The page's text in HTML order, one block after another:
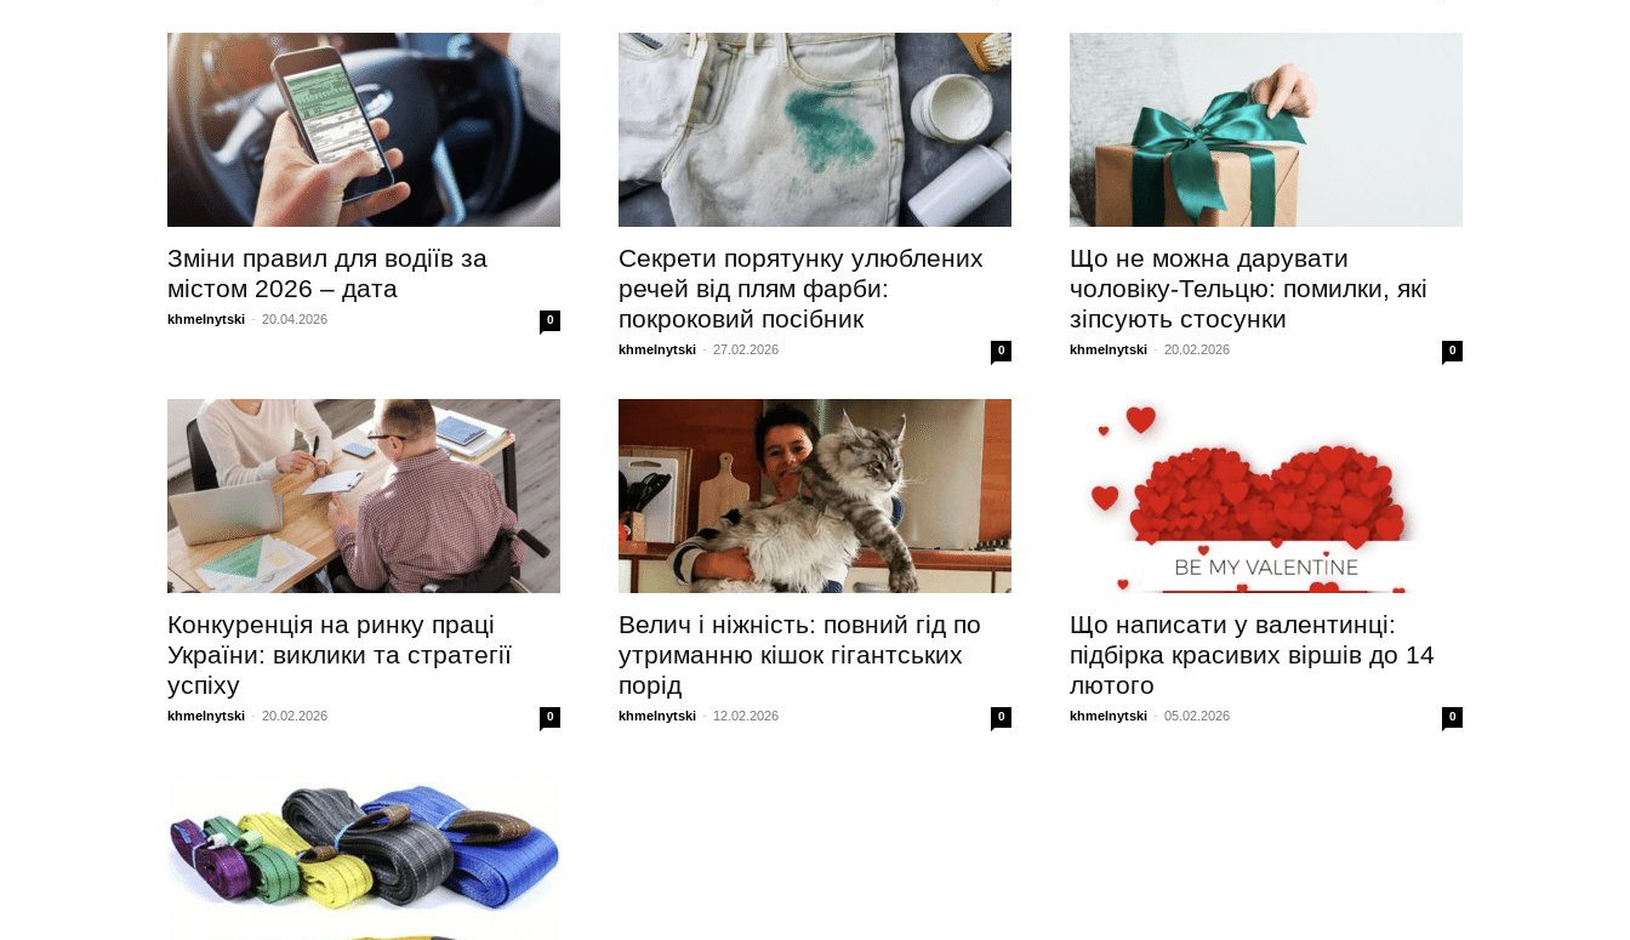
Зміни правил для водіїв за
містом 2026 – дата
khmelnytski - 20.04.2026 0
Секрети порятунку улюблених
речей від плям фарби:
покроковий посібник
khmelnytski - 27.02.2026 0
Що не можна дарувати
чоловіку-Тельцю: помилки, які
зіпсують стосунки
khmelnytski - 20.02.2026 0
Конкуренція на ринку праці
України: виклики та стратегії
успіху
khmelnytski - 20.02.2026 0
Велич і ніжність: повний гід по
утриманню кішок гігантських
порід
khmelnytski - 12.02.2026 0
Що написати у валентинці:
підбірка красивих віршів до 14
лютого
khmelnytski - 05.02.2026 0